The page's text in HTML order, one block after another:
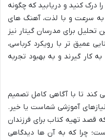
درک کنید و دریابید که چگونه
به سرعت و با لذت، آهنگ های
تحلیل برای مدرسان گیتار نیز
عمیق تر با رویکرد کرباسی،
کار گیرند و به بهبود تجربه
کند تا با آگاهی کامل تصمیم
آموزشی شماست یا خیر.
قصد تهیه کتاب برای فرزندان
چرا که به آن ها دیدگاهی